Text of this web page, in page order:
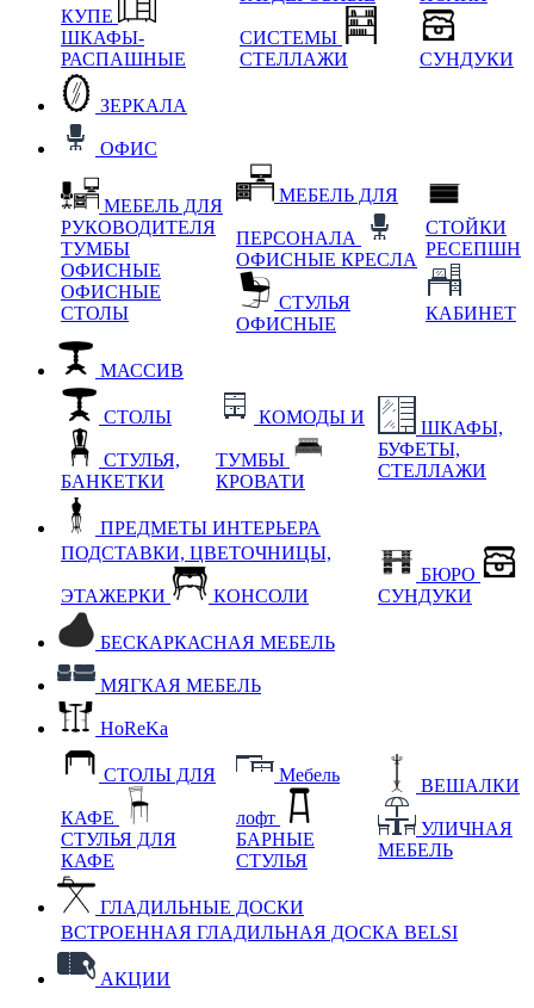
КУПЕ
ШКАФЫ-
РАСПАШНЫЕ
СИСТЕМЫ
СТЕЛЛАЖИ
СУНДУКИ
ЗЕРКАЛА
ОФИС
МЕБЕЛЬ ДЛЯ
РУКОВОДИТЕЛЯ
ТУМБЫ
ОФИСНЫЕ
ОФИСНЫЕ
СТОЛЫ
МЕБЕЛЬ ДЛЯ
ПЕРСОНАЛА
ОФИСНЫЕ КРЕСЛА
СТУЛЬЯ
ОФИСНЫЕ
СТОЙКИ
РЕСЕПШН
КАБИНЕТ
МАССИВ
СТОЛЫ
СТУЛЬЯ,
БАНКЕТКИ
КОМОДЫ И
ТУМБЫ
КРОВАТИ
ШКАФЫ,
БУФЕТЫ,
СТЕЛЛАЖИ
ПРЕДМЕТЫ ИНТЕРЬЕРА
ПОДСТАВКИ, ЦВЕТОЧНИЦЫ,
ЭТАЖЕРКИ КОНСОЛИ
БЮРО
СУНДУКИ
БЕСКАРКАСНАЯ МЕБЕЛЬ
МЯГКАЯ МЕБЕЛЬ
HoReKa
СТОЛЫ ДЛЯ
КАФЕ
СТУЛЬЯ ДЛЯ
КАФЕ
Мебель
лофт
БАРНЫЕ
СТУЛЬЯ
ВЕШАЛКИ
УЛИЧНАЯ
МЕБЕЛЬ
ГЛАДИЛЬНЫЕ ДОСКИ
ВСТРОЕННАЯ ГЛАДИЛЬНАЯ ДОСКА BELSI
АКЦИИ